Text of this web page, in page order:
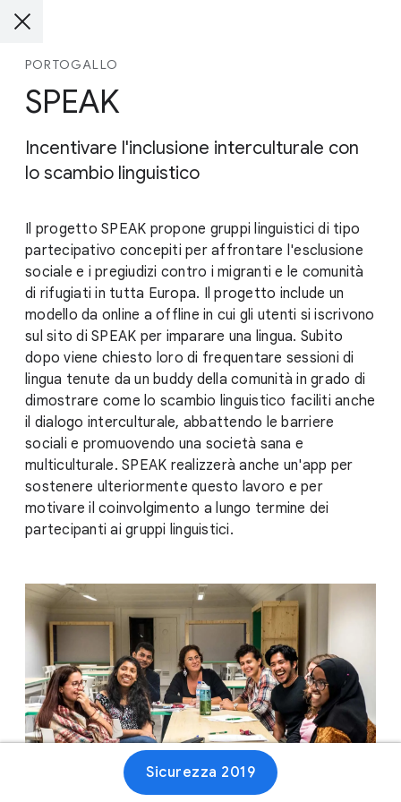
PORTOGALLO
SPEAK
Incentivare l'inclusione interculturale con
lo scambio linguistico
Il progetto SPEAK propone gruppi linguistici di tipo
partecipativo concepiti per affrontare l'esclusione
sociale e i pregiudizi contro i migranti e le comunità
di rifugiati in tutta Europa. Il progetto include un
modello da online a offline in cui gli utenti si iscrivono
sul sito di SPEAK per imparare una lingua. Subito
dopo viene chiesto loro di frequentare sessioni di
lingua tenute da un buddy della comunità in grado di
dimostrare come lo scambio linguistico faciliti anche
il dialogo interculturale, abbattendo le barriere
sociali e promuovendo una società sana e
multiculturale. SPEAK realizzerà anche un'app per
sostenere ulteriormente questo lavoro e per
motivare il coinvolgimento a lungo termine dei
partecipanti ai gruppi linguistici.
Sicurezza 2019